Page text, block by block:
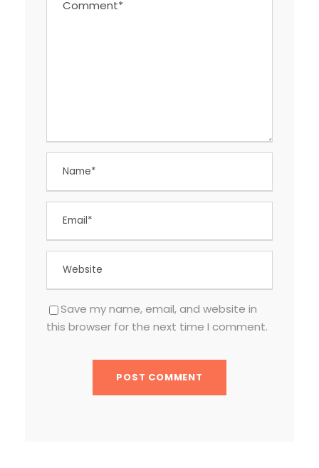
Save my name, email, and website in
this browser for the next time I comment.